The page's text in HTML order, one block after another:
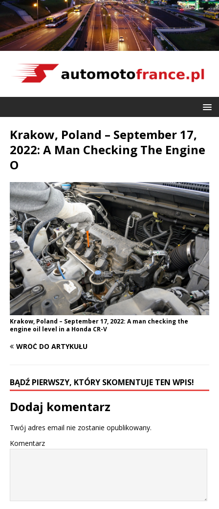
Krakow, Poland – September 17,
2022: A Man Checking The Engine
O
Krakow, Poland – September 17, 2022: A man checking the
engine oil level in a Honda CR-V
WRÓĆ DO ARTYKUŁU
BĄDŹ PIERWSZY, KTÓRY SKOMENTUJE TEN WPIS!
Dodaj komentarz
Twój adres email nie zostanie opublikowany.
Komentarz